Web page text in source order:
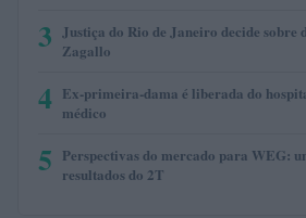
3
Justiça do Rio de Janeiro decide sobre
Zagallo
4 Ex-primeira-dama é liberada do
médico
5 Perspectivas do mercado para WEG:
resultados do 2T